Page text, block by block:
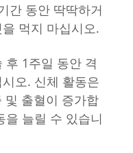
간 동안 딱딱하거
먹지 마십시오.
후 1주일 동안 격
오. 신체 활동은
및 출혈이 증가합
을 늘릴 수 있습니